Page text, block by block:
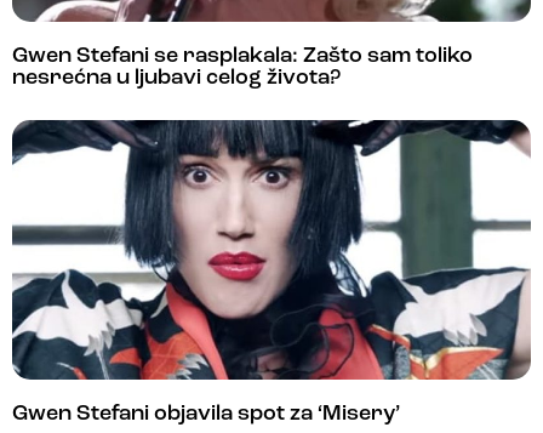
Gwen Stefani se rasplakala: Zašto sam toliko
nesrećna u ljubavi celog života?
Gwen Stefani objavila spot za ‘Misery’